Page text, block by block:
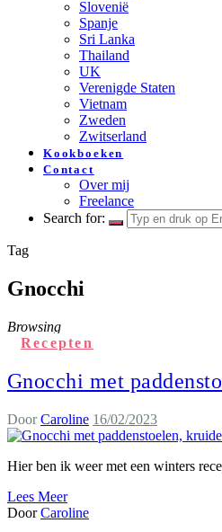
Slovenië
Spanje
Sri Lanka
Thailand
UK
Verenigde Staten
Vietnam
Zweden
Zwitserland
Kookboeken
Contact
Over mij
Freelance
Search for:
Tag
Gnocchi
Browsing
Recepten
Gnocchi met
Door Caroline 16/02/2023
Hier ben ik weer met een winters
Lees Meer
Door Caroline